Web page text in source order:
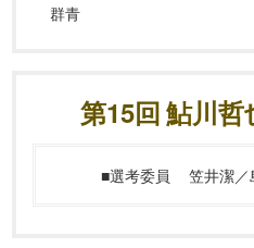
群青
第15回 鮎川
■選考委員 笠井潔／